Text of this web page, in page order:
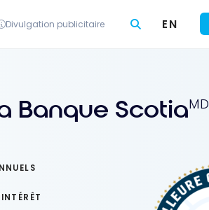
Divulgation publicitaire EN
Banque ScotiaMD